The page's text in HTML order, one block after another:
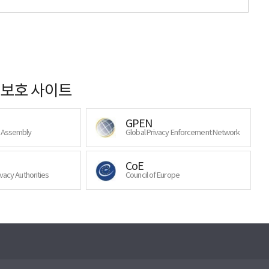
호 사이트
GPEN
Global Privacy Enforcement Network
Authorities
CoE
Council of Europe